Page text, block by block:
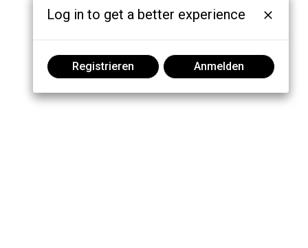
Log in to get a better experience
Registrieren Anmelden